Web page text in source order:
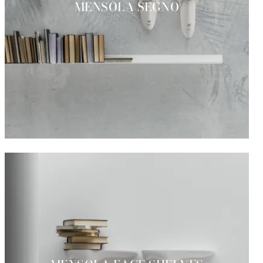
MENSOLA SEGNO